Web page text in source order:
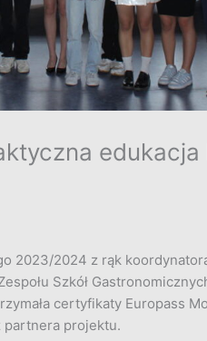
2023/2024 z rąk
Szkół
certyfikaty Europass
partnera projektu.